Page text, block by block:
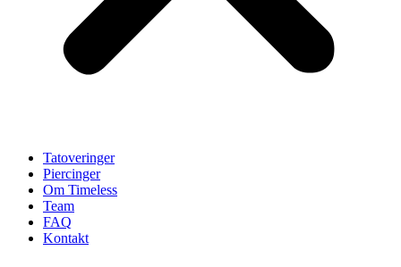
Tatoveringer
Piercinger
Om Timeless
Team
FAQ
Kontakt